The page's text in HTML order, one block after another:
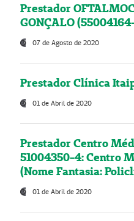
Prestador
GONÇALO
07 de Agosto de 2020
Prestador Clínica
01 de Abril de 2020
Prestador Centro
51004350-4: Centro
(Nome Fantasia:
01 de Abril de 2020